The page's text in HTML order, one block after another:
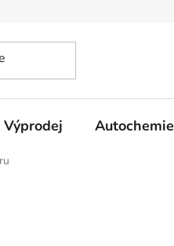
Výprodej Autochemie